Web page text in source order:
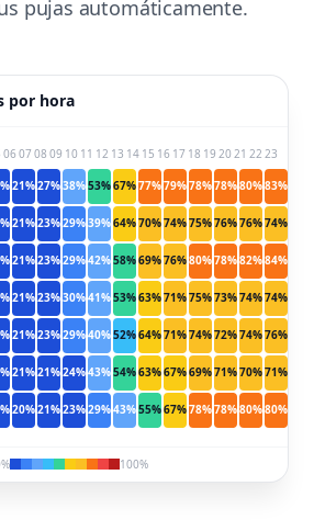
pujas automáticamente.
por hora
06 07 08 09 10 11 12 13 14 15 16 17 18 19 20 21 22 23
21%27%38%53%67%77%79%78%78%80%83%
21%23%29%39%64%70%74%75%76%76%74%
21%23%29%42%58%69%76%80%78%82%84%
21%23%30%41%53%63%71%75%73%74%74%
21%23%29%40%52%64%71%74%72%74%76%
21%21%24%43%54%63%67%69%71%70%71%
20%21%23%29%43%55%67%78%78%80%80%
100%